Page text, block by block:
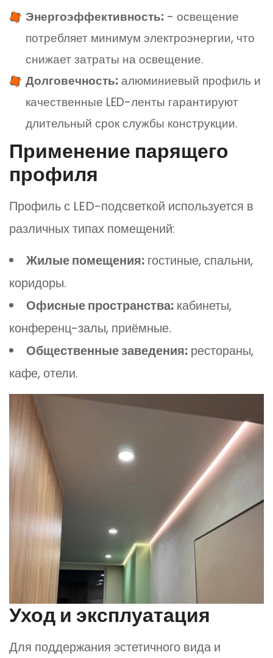
Энергоэффективность: - освещение
потребляет минимум электроэнергии, что
снижает затраты на освещение.
Долговечность: алюминиевый профиль и
качественные LED-ленты гарантируют
длительный срок службы конструкции.
Применение парящего
профиля
Профиль с LED-подсветкой используется в
различных типах помещений:
Жилые помещения: гостиные, спальни,
коридоры.
Офисные пространства: кабинеты,
конференц-залы, приёмные.
Общественные заведения: рестораны,
кафе, отели.
Уход и эксплуатация
Для поддержания эстетичного вида и